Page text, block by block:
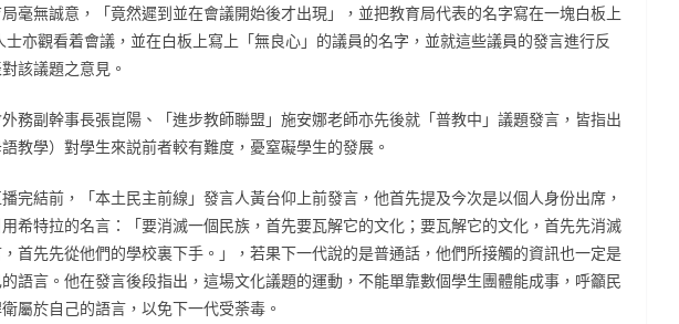
局毫無誠意，「竟然遲到並在會議開始後才出現」，並把教育局代表的名字寫在一塊白板上
亦觀看着會議，並在白板上寫上「無良心」的議員的名字，並就這些議員的發言進行反
該議題之意見。
務副幹事長張崑陽、「進步教師聯盟」施安娜老師亦先後就「普教中」議題發言，皆指出
教學）對學生來説前者較有難度，憂窒礙學生的發展。
完結前，「本土民主前線」發言人黃台仰上前發言，他首先提及今次是以個人身份出席，
希特拉的名言：「要消滅一個民族，首先要瓦解它的文化；要瓦解它的文化，首先先消滅
首先先從他們的學校裏下手。」，若果下一代說的是普通話，他們所接觸的資訊也一定是
語言。他在發言後段指出，這場文化議題的運動，不能單靠數個學生團體能成事，呼籲民
屬於自己的語言，以免下一代受荼毒。